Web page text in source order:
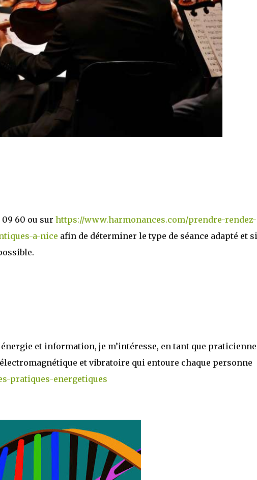
09 60 ou sur https://www.harmonances.com/prendre-rendez-
a-nice afin de déterminer le type de séance adapté et si
et information, je m’intéresse, en tant que praticienne
et vibratoire qui entoure chaque personne
pratiques-energetiques